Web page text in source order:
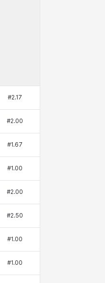
#2.17
#2.00
#1.67
#1.00
#2.00
#2.50
#1.00
#1.00